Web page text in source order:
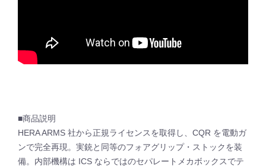
■商品説明
HERA ARMS 社から正規ライセンスを取得し、CQR を電動ガ
ンで完全再現。実銃と同等のフォアグリップ・ストックを装
備。内部機構は ICS ならではのセパレートメカボックスでテ